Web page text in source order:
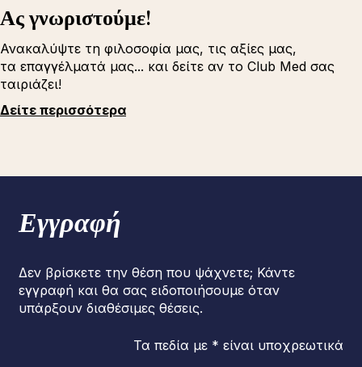
Ας γνωριστούμε!
Ανακαλύψτε τη φιλοσοφία μας, τις αξίες μας,
τα επαγγέλματά μας... και δείτε αν το Club Med σας
ταιριάζει!
Δείτε περισσότερα
Εγγραφή
Δεν βρίσκετε την θέση που ψάχνετε; Κάντε
εγγραφή και θα σας ειδοποιήσουμε όταν
υπάρξουν διαθέσιμες θέσεις.
Τα πεδία με * είναι υποχρεωτικά